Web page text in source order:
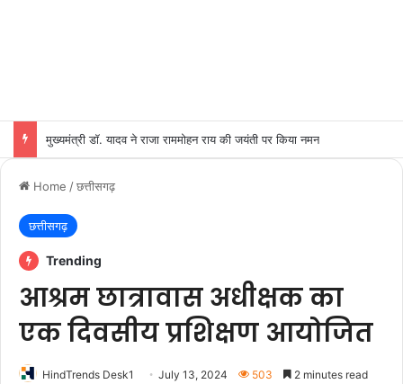
मुख्यमंत्री डॉ. यादव ने राजा राममोहन राय की जयंती पर किया नमन
Home /छत्तीसगढ़
छत्तीसगढ़
Trending
आश्रम छात्रावास अधीक्षक का
एक दिवसीय प्रशिक्षण आयोजित
HindTrends Desk1 July 13, 2024 503 2 minutes read